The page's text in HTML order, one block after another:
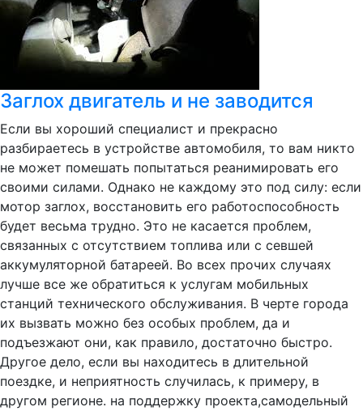
Заглох двигатель и не заводится
Если вы хороший специалист и прекрасно
разбираетесь в устройстве автомобиля, то вам никто
не может помешать попытаться реанимировать его
своими силами. Однако не каждому это под силу: если
мотор заглох, восстановить его работоспособность
будет весьма трудно. Это не касается проблем,
связанных с отсутствием топлива или с севшей
аккумуляторной батареей. Во всех прочих случаях
лучше все же обратиться к услугам мобильных
станций технического обслуживания. В черте города
их вызвать можно без особых проблем, да и
подъезжают они, как правило, достаточно быстро.
Другое дело, если вы находитесь в длительной
поездке, и неприятность случилась, к примеру, в
другом регионе. на поддержку проекта,самодельный